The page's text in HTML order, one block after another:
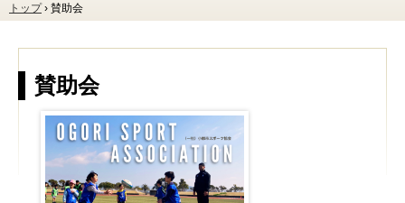
ン
へ
トップ › 賛助会
賛助会